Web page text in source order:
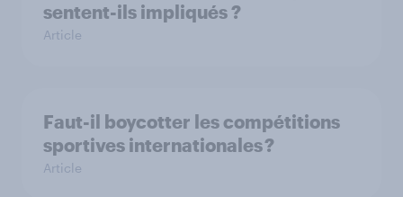
sentent-ils impliqués ?
Article
Faut-il boycotter les compétitions
sportives internationales ?
Article